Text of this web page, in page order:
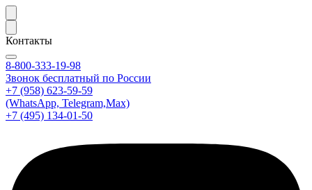
Контакты
8-800-333-19-98
Звонок бесплатный по России
+7 (958) 623-59-59
(WhatsApp, Telegram,Max)
+7 (495) 134-01-50